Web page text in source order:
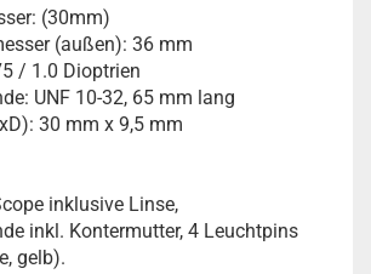
(30mm)
(außen): 36 mm
/ 1.0 Dioptrien
UNF 10-32, 65 mm lang
30 mm x 9,5 mm
inklusive Linse,
inkl. Kontermutter, 4 Leuchtpins
gelb).